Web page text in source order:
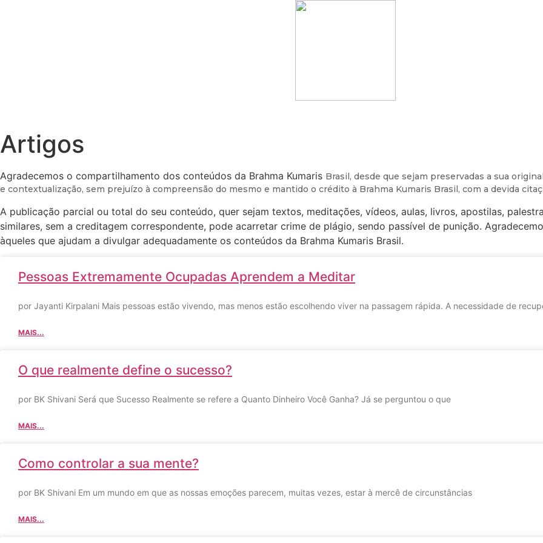
Artigos
Agradecemos o compartilhamento dos conteúdos da Brahma Kumaris Brasil, desde que sejam preservadas a sua
e contextualização, sem prejuízo à compreensão do mesmo e mantido o crédito à Brahma Kumaris Brasil, com a devida
A publicação parcial ou total do seu conteúdo, quer sejam textos, meditações, vídeos, aulas, livros, apostilas,
similares, sem a creditagem correspondente, pode acarretar crime de plágio, sendo passível de punição.
àqueles que ajudam a divulgar adequadamente os conteúdos da Brahma Kumaris Brasil.
Pessoas Extremamente Ocupadas Aprendem a Meditar
por Jayanti Kirpalani Mais pessoas estão vivendo, mas menos estão escolhendo viver na passagem rápida. A necessidade de
MAIS...
O que realmente define o sucesso?
por BK Shivani Será que Sucesso Realmente se refere a Quanto Dinheiro Você Ganha? Já se perguntou o que
MAIS...
Como controlar a sua mente?
por BK Shivani Em um mundo em que as nossas emoções parecem, muitas vezes, estar à mercê de circunstâncias
MAIS...